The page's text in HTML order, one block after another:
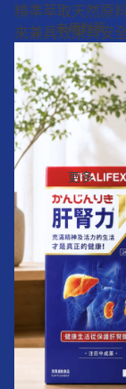
未病對策
更多
精準萃取天然原
來兼具效果與安